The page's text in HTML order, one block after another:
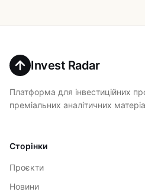
Invest Radar
Платформа для інвестиційних
преміальних аналітичних
Сторінки
Проєкти
Новини